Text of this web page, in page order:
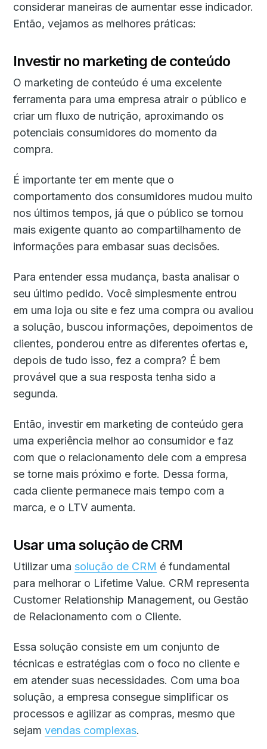
considerar maneiras de aumentar esse indicador.
Então, vejamos as melhores práticas:
Investir no marketing de conteúdo
O marketing de conteúdo é uma excelente
ferramenta para uma empresa atrair o público e
criar um fluxo de nutrição, aproximando os
potenciais consumidores do momento da
compra.
É importante ter em mente que o
comportamento dos consumidores mudou muito
nos últimos tempos, já que o público se tornou
mais exigente quanto ao compartilhamento de
informações para embasar suas decisões.
Para entender essa mudança, basta analisar o
seu último pedido. Você simplesmente entrou
em uma loja ou site e fez uma compra ou avaliou
a solução, buscou informações, depoimentos de
clientes, ponderou entre as diferentes ofertas e,
depois de tudo isso, fez a compra? É bem
provável que a sua resposta tenha sido a
segunda.
Então, investir em marketing de conteúdo gera
uma experiência melhor ao consumidor e faz
com que o relacionamento dele com a empresa
se torne mais próximo e forte. Dessa forma,
cada cliente permanece mais tempo com a
marca, e o LTV aumenta.
Usar uma solução de CRM
Utilizar umasolução de CRM é fundamental
para melhorar o Lifetime Value. CRM representa
Customer Relationship Management, ou Gestão
de Relacionamento com o Cliente.
Essa solução consiste em um conjunto de
técnicas e estratégias com o foco no cliente e
em atender suas necessidades. Com uma boa
solução, a empresa consegue simplificar os
processos e agilizar as compras, mesmo que
sejamvendas complexas.